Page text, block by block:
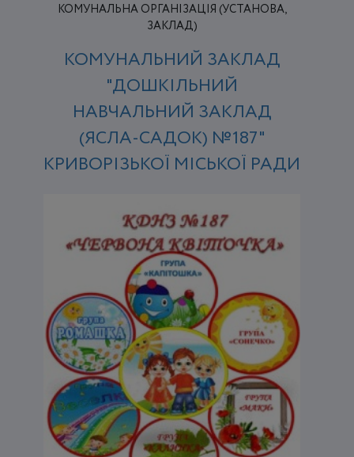
КОМУНАЛЬНА ОРГАНІЗАЦІЯ (УСТАНОВА,
ЗАКЛАД)
КОМУНАЛЬНИЙ ЗАКЛАД
"ДОШКІЛЬНИЙ
НАВЧАЛЬНИЙ ЗАКЛАД
(ЯСЛА-САДОК) №187"
КРИВОРІЗЬКОЇ МІСЬКОЇ РАДИ